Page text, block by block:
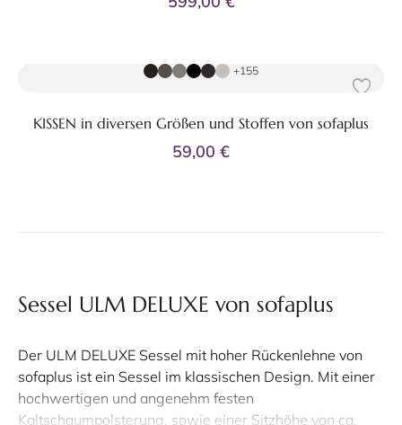
+155
KISSEN in diversen Größen und Stoffen von sofaplus
59,00 €
Sessel ULM DELUXE von sofaplus
Der ULM DELUXE Sessel mit hoher Rückenlehne von
sofaplus ist ein Sessel im klassischen Design. Mit einer
hochwertigen und angenehm festen
Kaltschaumpolsterung, sowie einer Sitzhöhe von ca.